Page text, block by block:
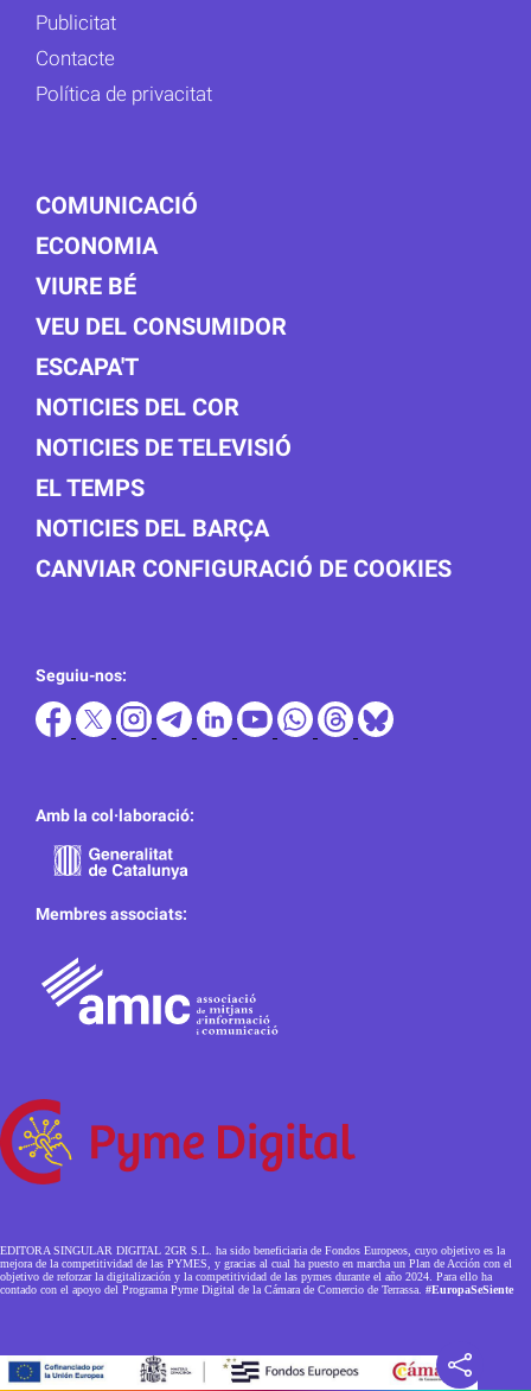
Publicitat
Contacte
Política de privacitat
COMUNICACIÓ
ECONOMIA
VIURE BÉ
VEU DEL CONSUMIDOR
ESCAPA'T
NOTICIES DEL COR
NOTICIES DE TELEVISIÓ
EL TEMPS
NOTICIES DEL BARÇA
CANVIAR CONFIGURACIÓ DE COOKIES
Seguiu-nos:
Amb la col·laboració:
Membres associats:
EDITORA SINGULAR DIGITAL 2GR S.L. ha sido beneficiaria de Fondos Europeos, cuyo objetivo es la
mejora de la competitividad de las PYMES, y gracias al cual ha puesto en marcha un Plan de Acción con el
objetivo de reforzar la digitalización y la competitividad de las pymes durante el año 2024. Para ello ha
contado con el apoyo del Programa Pyme Digital de la Cámara de Comercio de Terrassa. #EuropaSeSiente